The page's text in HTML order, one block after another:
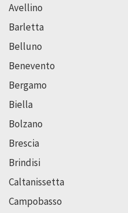
Avellino
Barletta
Belluno
Benevento
Bergamo
Biella
Bolzano
Brescia
Brindisi
Caltanissetta
Campobasso